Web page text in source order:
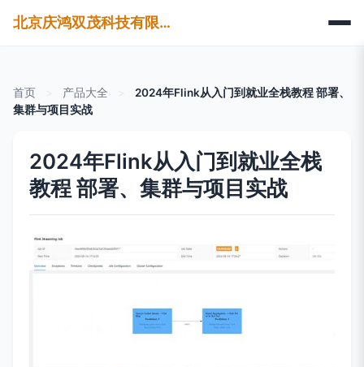
北京庆鸿双茂科技有限公司
首页 产品大全
2024年Flink从入门到就业全栈教程 部署、
集群与项目实战
2024年Flink从入门到就业全栈
教程 部署、集群与项目实战